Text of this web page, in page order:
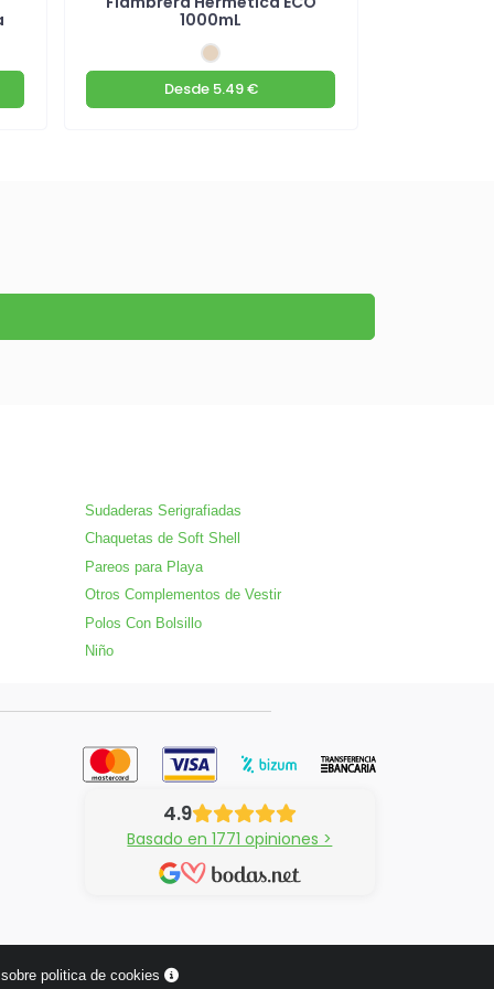
1000mL
Desde5.49 €
Sudaderas Serigrafiadas
Chaquetas de Soft Shell
Pareos para Playa
Otros Complementos de Vestir
Polos Con Bolsillo
Niño
4.9
Basado en 1771 opiniones >
politica de cookies